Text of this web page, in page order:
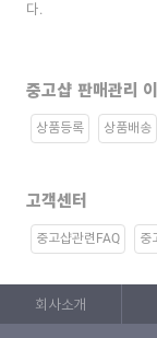
다.
중고샵 판매관리
상품등록 상품배송
고객센터
중고샵관련FAQ 중
회사소개